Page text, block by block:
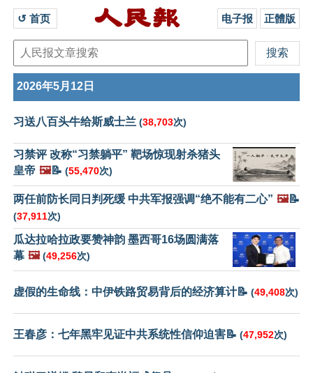
↺ 首页 电子报 正體版
2026年5月12日
习送八百头牛给斯威士兰 (38,703次)
习禁评 改称“习禁躺平” 靶场惊现射杀猪头
皇帝 🖼️📝 (55,470次)
两任前防长同日判死缓 中共军报强调“绝不能有二心” 🖼️📝
(37,911次)
瓜达拉哈拉政要赞神韵 墨西哥16场圆满落
幕 🖼️ (49,256次)
虚假的生命线：中伊铁路贸易背后的经济算计📝 (49,408次)
王春彦：七年黑牢见证中共系统性信仰迫害📝 (47,952次)